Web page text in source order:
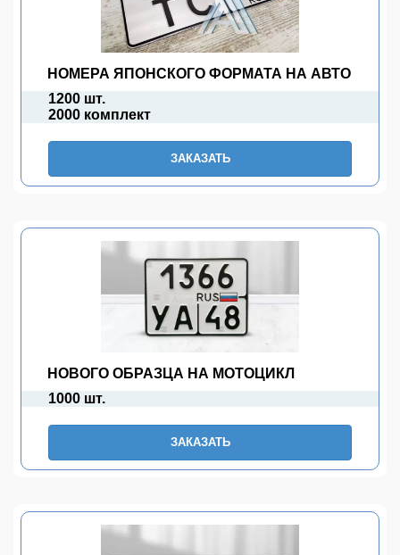
НОМЕРА ЯПОНСКОГО ФОРМАТА НА АВТО
1200 шт.
2000 комплект
ЗАКАЗАТЬ
НОВОГО ОБРАЗЦА НА МОТОЦИКЛ
1000 шт.
ЗАКАЗАТЬ